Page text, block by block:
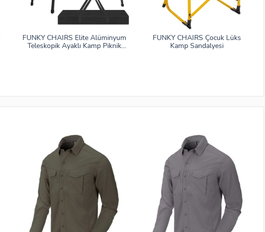
FUNKY CHAIRS Elite Alüminyum
Teleskopik Ayaklı Kamp Piknik
FUNKY CHAIRS Çocuk Lüks
Kamp Sandalyesi